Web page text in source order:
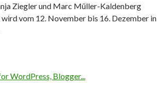
Ziegler und Marc Müller-Kaldenberg
vom 12. November bis 16. Dezember in